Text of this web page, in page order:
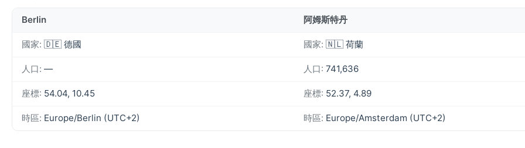
Berlin 阿姆斯特丹
國家: 🇩🇪 德國 國家: 🇳🇱 荷蘭
人口: — 人口: 741,636
座標: 54.04, 10.45 座標: 52.37, 4.89
時區: Europe/Berlin (UTC+2) 時區: Europe/Amsterdam (UTC+2)